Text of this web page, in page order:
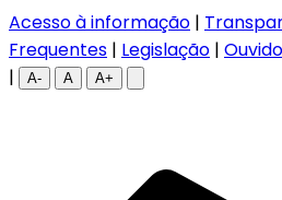
Acesso à informação |
Frequentes | Legislação |
|
A- A A+